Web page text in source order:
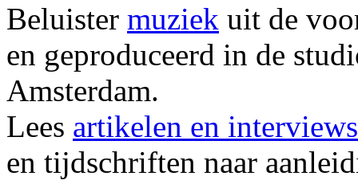
Beluister muziek uit de
en geproduceerd in de
Amsterdam.
Lees artikelen en interviews
en tijdschriften naar